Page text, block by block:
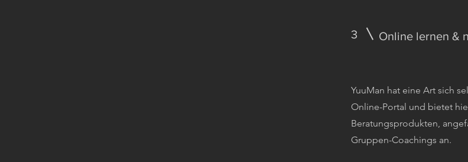
3 Online lernen &
YuuMan hat eine Art sich
Online-Portal und bietet
Beratungsprodukten,
Gruppen-Coachings an.